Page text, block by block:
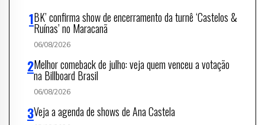
BK’ confirma show de encerramento da turnê ‘Castelos &
Ruínas’ no Maracanã
06/08/2026
Melhor comeback de julho: veja quem venceu a votação
na Billboard Brasil
06/08/2026
Veja a agenda de shows de Ana Castela